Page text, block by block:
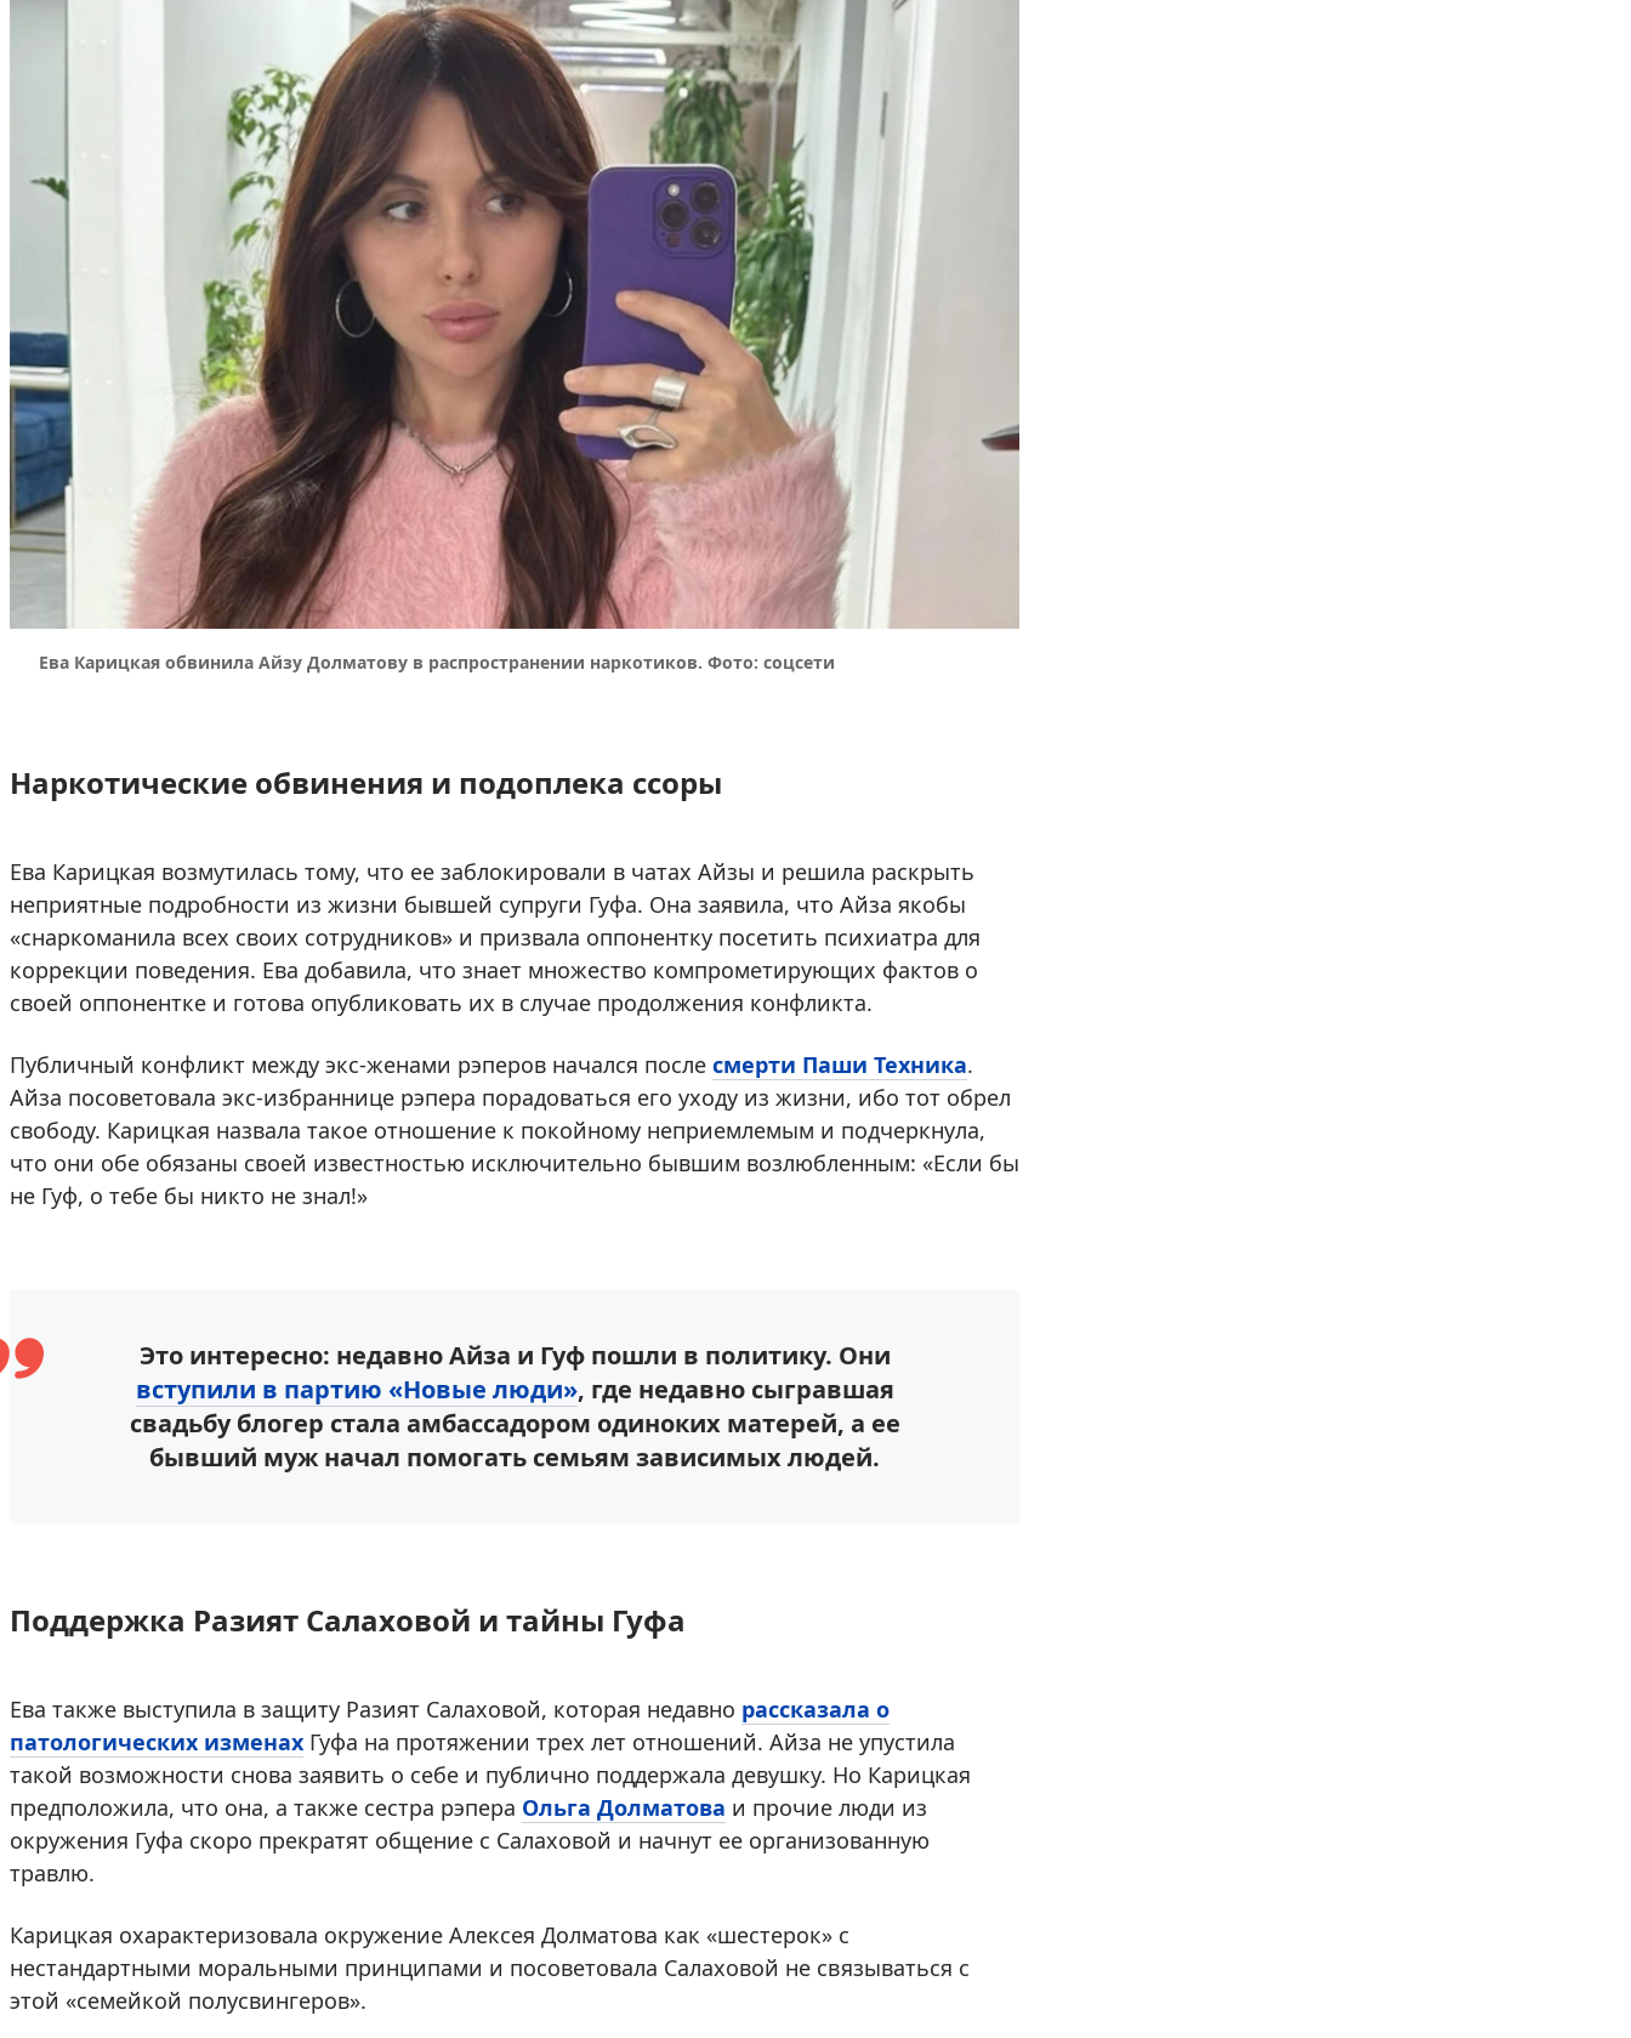
Ева Карицкая обвинила Айзу Долматову в распространении наркотиков. Фото: соцсети
Наркотические обвинения и подоплека ссоры
Ева Карицкая возмутилась тому, что ее заблокировали в чатах Айзы и решила раскрыть
неприятные подробности из жизни бывшей супруги Гуфа. Она заявила, что Айза якобы
«снаркоманила всех своих сотрудников» и призвала оппонентку посетить психиатра для
коррекции поведения. Ева добавила, что знает множество компрометирующих фактов о
своей оппонентке и готова опубликовать их в случае продолжения конфликта.
Публичный конфликт между экс-женами рэперов начался после смерти Паши Техника.
Айза посоветовала экс-избраннице рэпера порадоваться его уходу из жизни, ибо тот обрел
свободу. Карицкая назвала такое отношение к покойному неприемлемым и подчеркнула,
что они обе обязаны своей известностью исключительно бывшим возлюбленным: «Если бы
не Гуф, о тебе бы никто не знал!»
Это интересно: недавно Айза и Гуф пошли в политику. Они
вступили в партию «Новые люди», где недавно сыгравшая
свадьбу блогер стала амбассадором одиноких матерей, а ее
бывший муж начал помогать семьям зависимых людей.
Поддержка Разият Салаховой и тайны Гуфа
Ева также выступила в защиту Разият Салаховой, которая недавно рассказала о
патологических изменах Гуфа на протяжении трех лет отношений. Айза не упустила
такой возможности снова заявить о себе и публично поддержала девушку. Но Карицкая
предположила, что она, а также сестра рэпера Ольга Долматова и прочие люди из
окружения Гуфа скоро прекратят общение с Салаховой и начнут ее организованную
травлю.
Карицкая охарактеризовала окружение Алексея Долматова как «шестерок» с
нестандартными моральными принципами и посоветовала Салаховой не связываться с
этой «семейкой полусвингеров».